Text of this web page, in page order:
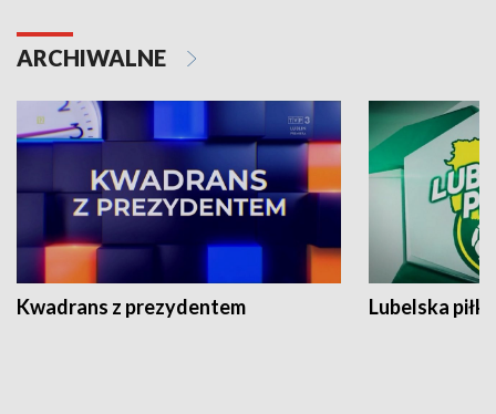
ARCHIWALNE
Kwadrans z prezydentem Lubelska piłka